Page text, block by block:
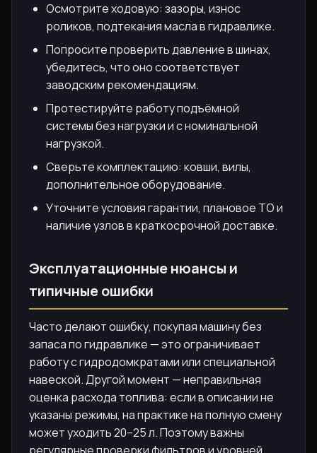
Осмотрите ходовую: зазоры, износ
роликов, подтекания масла в гидравлике.
Попросите проверить давление в шинах,
убедитесь, что оно соответствует
заводским рекомендациям.
Протестируйте работу подъёмной
системы без нагрузки и с номинальной
нагрузкой.
Сверьте комплектацию: ковши, вилы,
дополнительное оборудование.
Уточните условия гарантии, плановое ТО и
наличие узлов в краткосрочной доставке.
Эксплуатационные нюансы и
типичные ошибки
Часто делают ошибку, покупая машину без
запаса по гидравлике — это ограничивает
работу с гидродомкратами или специальной
навеской. Другой момент — неправильная
оценка расхода топлива: если в описании не
указаны режимы, на практике на полную смену
может уходить 20–25 л. Поэтому важны